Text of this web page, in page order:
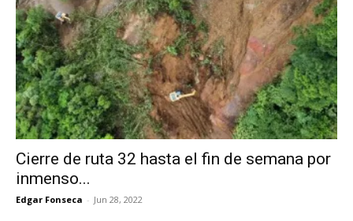
Cierre de ruta 32 hasta el fin de semana por
inmenso...
Edgar Fonseca - Jun 28, 2022